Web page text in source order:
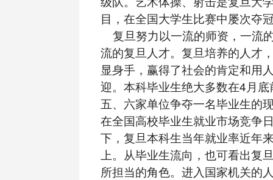
目，在全国大学生比赛中屡次夺
复旦努力以一流的师资，一流
流的复旦人才。复旦培养的人才
显身手，赢得了社会的肯定和用
迎。本科毕业生绝大多数在4月
五、六家单位争夺一名毕业生的
在全国高校毕业生就业市场竞争
下，复旦本科生当年就业率近年
上。从毕业生流向，也可看出复
所担当的角色。进入国家机关的